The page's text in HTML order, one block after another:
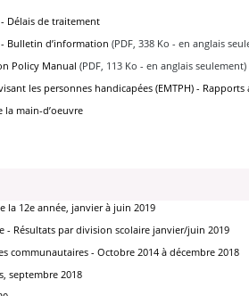
Délais de traitement
Bulletin d’information (PDF, 338 Ko - en anglais
Policy Manual (PDF, 113 Ko - en anglais seulement)
les personnes handicapées (EMTPH) - Rapports
main-d’oeuvre
la 12e année, janvier à juin 2019
- Résultats par division scolaire janvier/juin 2019
communautaires - Octobre 2014 à décembre 2018
septembre 2018